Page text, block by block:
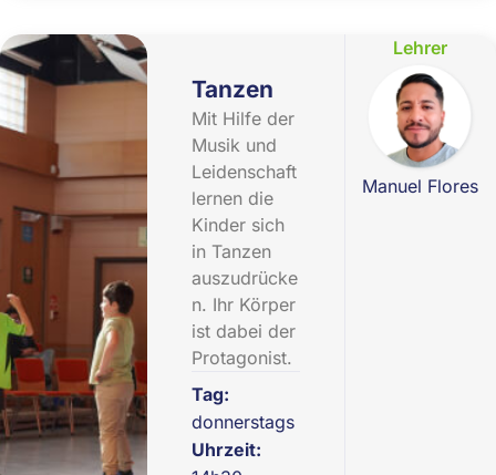
Tanzen
Mit Hilfe der
Musik und
Leidenschaft
lernen die
Kinder sich
in Tanzen
auszudrücke
n. Ihr Körper
ist dabei der
Protagonist.
Tag:
donnerstags
Uhrzeit:
Lehrer
Manuel Flores